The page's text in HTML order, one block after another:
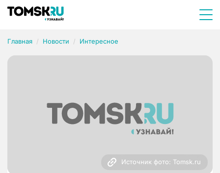
Главная Новости Интересное
Источник фото: Tomsk.ru